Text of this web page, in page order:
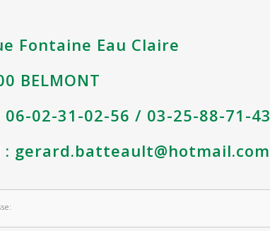
Fontaine Eau Claire
BELMONT
06-02-31-02-56 / 03-25-88-71-43
: gerard.batteault@hotmail.com